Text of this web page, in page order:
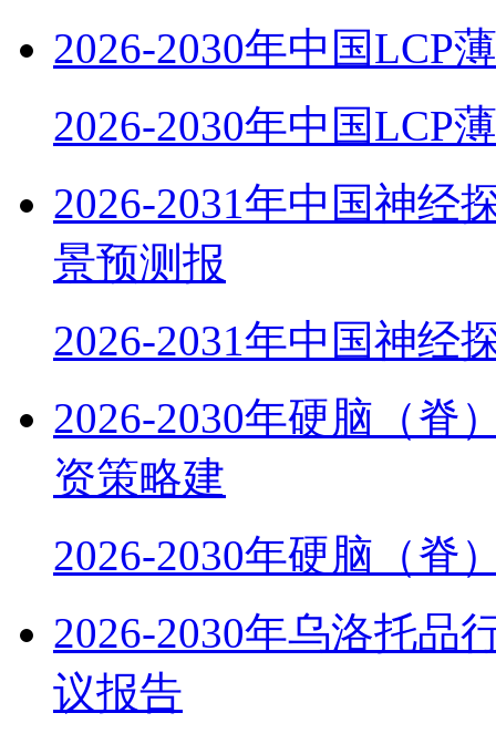
2026-2030年中国LCP
2026-2030年中国LCP
2026-2031年中国神经
景预测报
2026-2031年中国神经
2026-2030年硬脑（脊
资策略建
2026-2030年硬脑（脊
2026-2030年乌洛托品
议报告